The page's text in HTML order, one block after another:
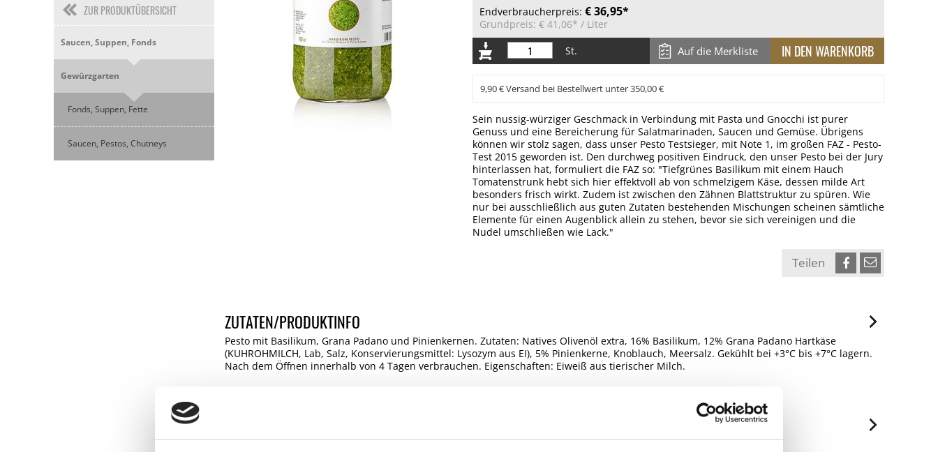
ZUR PRODUKTÜBERSICHT
Saucen, Suppen, Fonds
Gewürzgarten
Fonds, Suppen, Fette
Saucen, Pestos, Chutneys
Endverbraucherpreis: € 36,95*
Grundpreis: € 41,06* / Liter
St.
Auf die Merkliste
9,90 € Versand bei Bestellwert unter 350,00 €
Sein nussig-würziger Geschmack in Verbindung mit Pasta und Gnocchi ist purer
Genuss und eine Bereicherung für Salatmarinaden, Saucen und Gemüse. Übrigens
können wir stolz sagen, dass unser Pesto Testsieger, mit Note 1, im großen FAZ - Pesto-
Test 2015 geworden ist. Den durchweg positiven Eindruck, den unser Pesto bei der Jury
hinterlassen hat, formuliert die FAZ so: "Tiefgrünes Basilikum mit einem Hauch
Tomatenstrunk hebt sich hier effektvoll ab von schmelzigem Käse, dessen milde Art
besonders frisch wirkt. Zudem ist zwischen den Zähnen Blattstruktur zu spüren. Wie
nur bei ausschließlich aus guten Zutaten bestehenden Mischungen scheinen sämtliche
Elemente für einen Augenblick allein zu stehen, bevor sie sich vereinigen und die
Nudel umschließen wie Lack."
Teilen
ZUTATEN/PRODUKTINFO
Pesto mit Basilikum, Grana Padano und Pinienkernen. Zutaten: Natives Olivenöl extra, 16% Basilikum, 12% Grana Padano Hartkäse
(KUHROHMILCH, Lab, Salz, Konservierungsmittel: Lysozym aus EI), 5% Pinienkerne, Knoblauch, Meersalz. Gekühlt bei +3°C bis +7°C lagern.
Nach dem Öffnen innerhalb von 4 Tagen verbrauchen. Eigenschaften: Eiweiß aus tierischer Milch.